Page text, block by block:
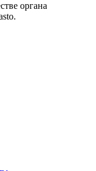
органа